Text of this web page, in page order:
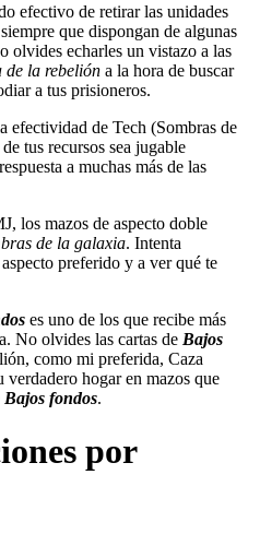
efectivo de retirar las unidades
que dispongan de algunas
olvides echarles un vistazo a las
de la rebelión a la hora de buscar
a tus prisioneros.
efectividad de Tech (Sombras de
tus recursos sea jugable
a muchas más de las
los mazos de aspecto doble
de la galaxia. Intenta
preferido y a ver qué te
es uno de los que recibe más
No olvides las cartas de Bajos
como mi preferida, Caza
verdadero hogar en mazos que
Bajos fondos.
por